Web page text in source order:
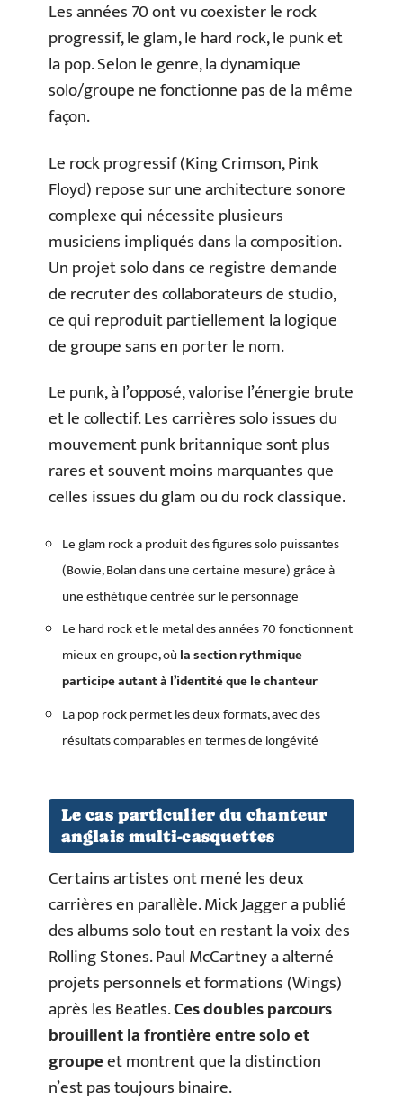
Les années 70 ont vu coexister le rock
progressif, le glam, le hard rock, le punk et
la pop. Selon le genre, la dynamique
solo/groupe ne fonctionne pas de la même
façon.
Le rock progressif (King Crimson, Pink
Floyd) repose sur une architecture sonore
complexe qui nécessite plusieurs
musiciens impliqués dans la composition.
Un projet solo dans ce registre demande
de recruter des collaborateurs de studio,
ce qui reproduit partiellement la logique
de groupe sans en porter le nom.
Le punk, à l’opposé, valorise l’énergie brute
et le collectif. Les carrières solo issues du
mouvement punk britannique sont plus
rares et souvent moins marquantes que
celles issues du glam ou du rock classique.
Le glam rock a produit des figures solo puissantes
(Bowie, Bolan dans une certaine mesure) grâce à
une esthétique centrée sur le personnage
Le hard rock et le metal des années 70 fonctionnent
mieux en groupe, où la section rythmique
participe autant à l’identité que le chanteur
La pop rock permet les deux formats, avec des
résultats comparables en termes de longévité
Le cas particulier du chanteur
anglais multi-casquettes
Certains artistes ont mené les deux
carrières en parallèle. Mick Jagger a publié
des albums solo tout en restant la voix des
Rolling Stones. Paul McCartney a alterné
projets personnels et formations (Wings)
après les Beatles.Ces doubles parcours
brouillent la frontière entre solo et
groupeet montrent que la distinction
n’est pas toujours binaire.